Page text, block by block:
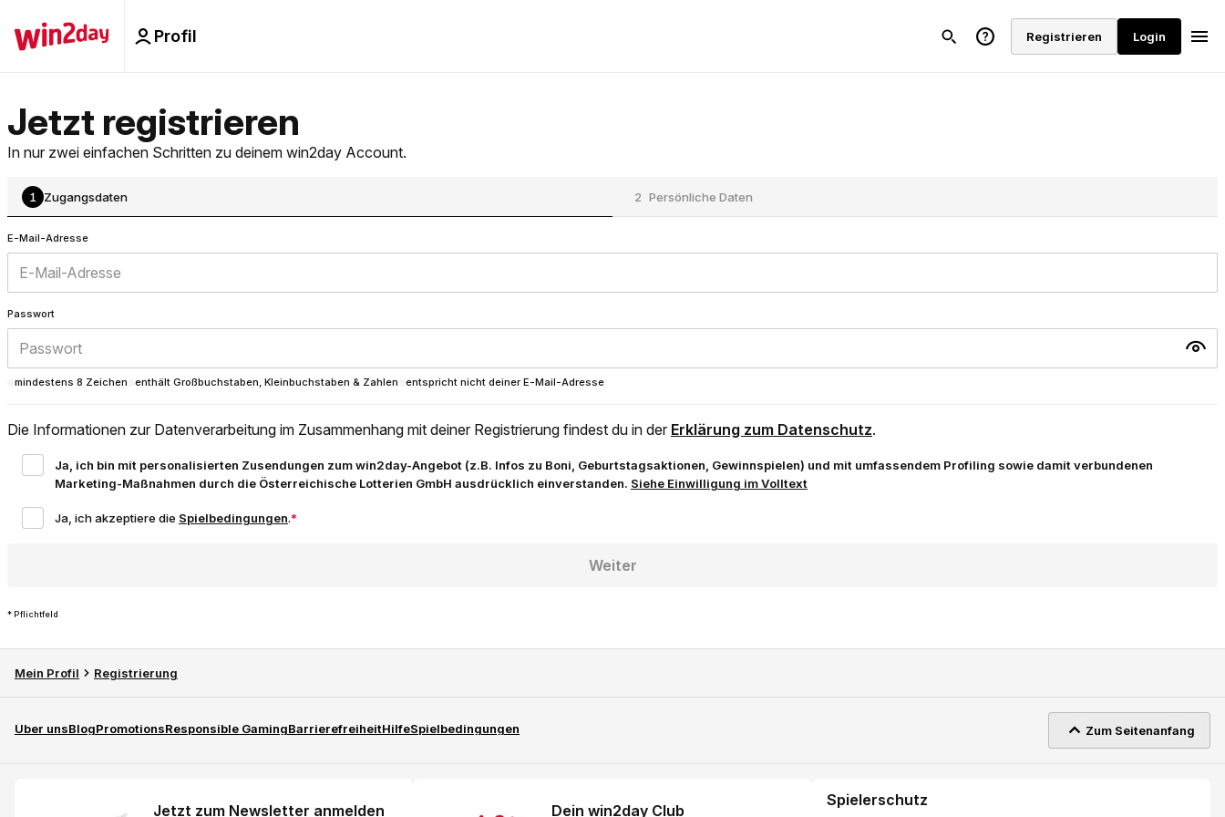
Jetzt registrieren
In nur zwei einfachen Schritten zu deinem win2day Account.
Die Informationen zur Datenverarbeitung im Zusammenhang mit deiner Registrierung findest du in der Erklärung zum Datenschutz.
Ja, ich bin mit personalisierten Zusendungen zum win2day-Angebot (z.B. Infos zu Boni, Geburtstagsaktionen, Gewinnspielen) und mit umfassendem Profiling sowie damit verbundenen
Marketing-Maßnahmen durch die Österreichische Lotterien GmbH ausdrücklich einverstanden. Siehe Einwilligung im Volltext
Weiter
* Pflichtfeld